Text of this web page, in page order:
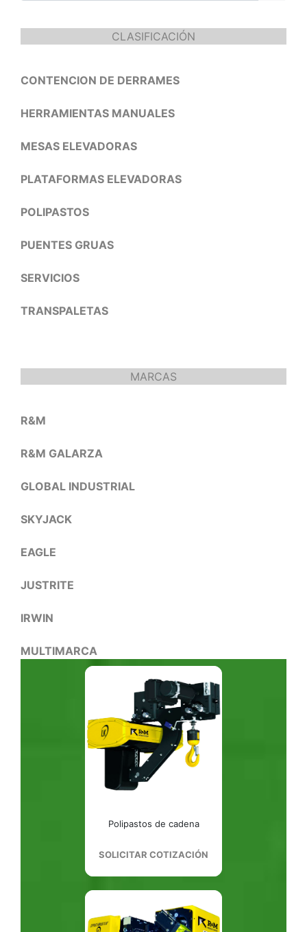
CLASIFICACIÓN
CONTENCION DE DERRAMES
HERRAMIENTAS MANUALES
MESAS ELEVADORAS
PLATAFORMAS ELEVADORAS
POLIPASTOS
PUENTES GRUAS
SERVICIOS
TRANSPALETAS
MARCAS
R&M
R&M GALARZA
GLOBAL INDUSTRIAL
SKYJACK
EAGLE
JUSTRITE
IRWIN
MULTIMARCA
Polipastos de cadena
SOLICITAR COTIZACIÓN